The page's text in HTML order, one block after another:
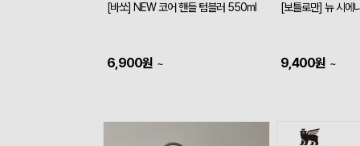
[바쏘] NEW 코어 핸들 텀블러 550ml
6,900원 ~
[보틀로만] 뉴 시에
9,400원 ~